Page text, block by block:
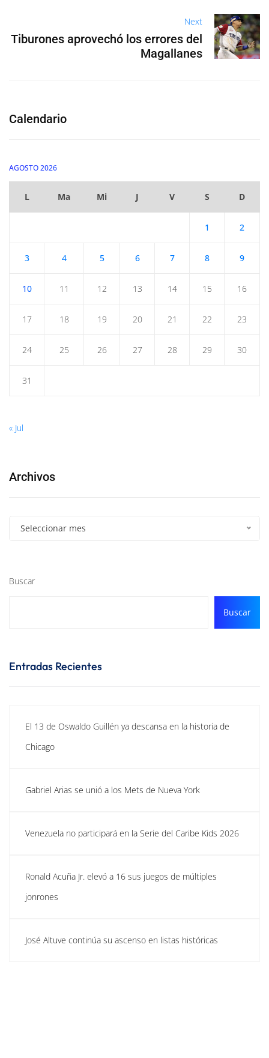
Next
Tiburones aprovechó los errores del
Magallanes
Calendario
AGOSTO 2026
L Ma Mi J V S D
1 2
3 4 5 6 7 8 9
10 11 12 13 14 15 16
17 18 19 20 21 22 23
24 25 26 27 28 29 30
31
« Jul
Archivos
Seleccionar mes
Buscar
Buscar
Entradas Recientes
El 13 de Oswaldo Guillén ya descansa en la historia de
Chicago
Gabriel Arias se unió a los Mets de Nueva York
Venezuela no participará en la Serie del Caribe Kids 2026
Ronald Acuña Jr. elevó a 16 sus juegos de múltiples
jonrones
José Altuve continúa su ascenso en listas históricas